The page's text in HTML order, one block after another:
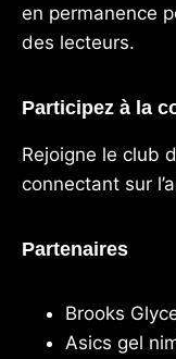
en permanence
des lecteurs.
Participez à la
Rejoigne le club
connectant sur
Partenaires
Brooks
Asics gel